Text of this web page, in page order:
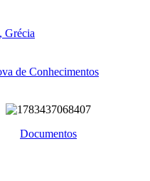
Grécia
de Conhecimentos
Documentos